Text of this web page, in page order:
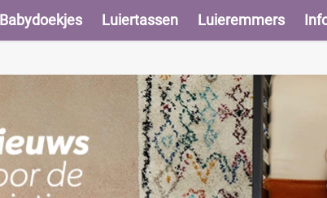
Babydoekjes Luiertassen Luieremmers